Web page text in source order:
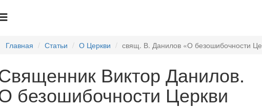
Главная Статьи О Церкви свящ. В. Данилов «О безошибочности
Виктор Данилов.
безошибочности Церкви